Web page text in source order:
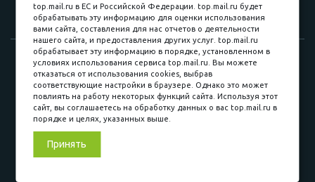
8 (3822) 65-42-10
© 2015-2026. Компания «Мебельный куб».
ИП Саворенко Валерий Александрович. Россия, г. Томск, пл.
Соляная, 6 стр. 16, Цокольный этаж
top.mail.ru в ЕС и Российской Федерации. top.mail.ru будет
обрабатывать эту информацию для оценки использования
вами сайта, составления для нас отчетов о деятельности
нашего сайта, и предоставления других услуг. top.mail.ru
обрабатывает эту информацию в порядке, установленном в
условиях использования сервиса top.mail.ru. Вы можете
отказаться от использования cookies, выбрав
соответствующие настройки в браузере. Однако это может
повлиять на работу некоторых функций сайта. Используя этот
сайт, вы соглашаетесь на обработку данных о вас top.mail.ru в
порядке и целях, указанных выше.
Принять